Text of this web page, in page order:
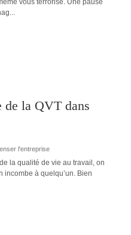
vous terrorise. Une pause
de la QVT dans
l'entreprise
la qualité de vie au travail, on
incombe à quelqu’un. Bien